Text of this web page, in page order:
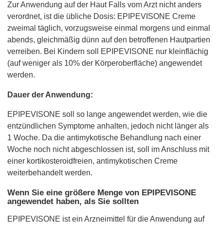
Zur Anwendung auf der Haut Falls vom Arzt nicht anders
verordnet, ist die übliche Dosis: EPIPEVISONE Creme
zweimal täglich, vorzugsweise einmal morgens und einmal
abends, gleichmäßig dünn auf den betroffenen Hautpartien
verreiben. Bei Kindern soll EPIPEVISONE nur kleinflächig
(auf weniger als 10% der Körperoberfläche) angewendet
werden.
Dauer der Anwendung:
EPIPEVISONE soll so lange angewendet werden, wie die
entzündlichen Symptome anhalten, jedoch nicht länger als
1 Woche. Da die antimykotische Behandlung nach einer
Woche noch nicht abgeschlossen ist, soll im Anschluss mit
einer kortikosteroidfreien, antimykotischen Creme
weiterbehandelt werden.
Wenn Sie eine größere Menge von EPIPEVISONE
angewendet haben, als Sie sollten
EPIPEVISONE ist ein Arzneimittel für die Anwendung auf